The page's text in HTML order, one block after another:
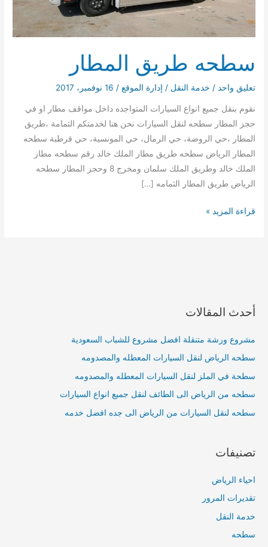
سطحه طريق المطار
تعليق واحد / خدمة النقل / إدارة الموقع/ 16 نوفمبر، 2017
نقوم بنقل جميع انواع السيارات المتواجده داخل مواقف مطار او في
حجز المطار سطحه لنقل السيارات نحن هنا لخدمتكم الثمامة ،طريق
المطار ،حي الروضة، حي الرمال، حي المونسية، حي قرطبة سطحه
المطار الرياض سطحه طريق مطار الملك خالد رقم سطحه مطار
الملك خالد وطريق الملك سلمان ومخرج 8 وحجز المطار سطحه
الرياض طريق المطار الثمامه […]
سطحه
قراءة المزيد »
أحدث المقالات
مشروع ورشة متنقلة افضل مشروع للشباب السعودية
سطحه الرياض لنقل السيارات المعطله والمصدومه
سطحة في الملز لنقل السيارات المعطله والمصدومه
سطحه من الرياض الى الطائف لنقل جميع انواع السيارات
سطحه لنقل السيارات من الرياض الى جده افضل خدمه
تصنيفات
احياء الرياض
تقديرات المرور
خدمة النقل
سطحه